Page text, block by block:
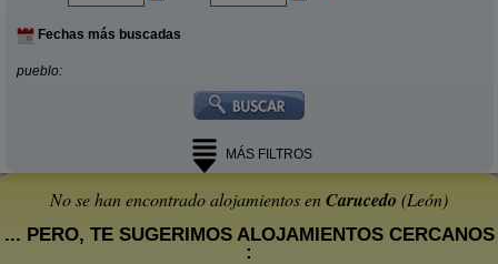
Fechas más buscadas
pueblo:
MÁS FILTROS
No se han encontrado alojamientos enCarucedo (León)
... PERO, TE SUGERIMOS ALOJAMIENTOS CERCANOS
: